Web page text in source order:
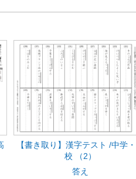
【書き取り】漢字テスト /中学
校 （2）
答え